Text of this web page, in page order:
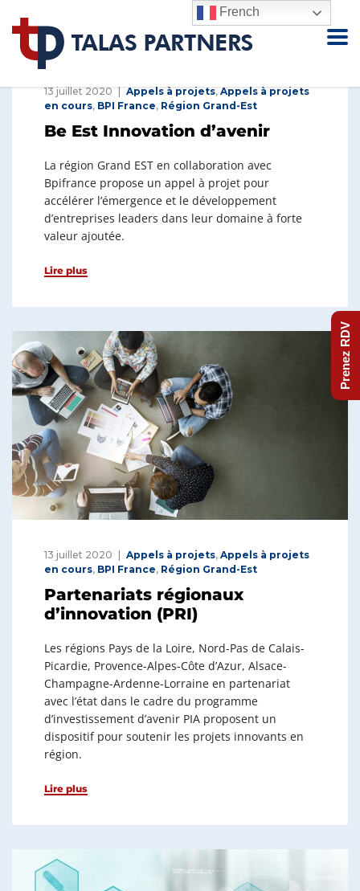
13 juillet 2020 Appels à projets, Appels à projets
en cours, BPI France, Région Grand-Est
Be Est Innovation d’avenir
La région Grand EST en collaboration avec
Bpifrance propose un appel à projet pour
accélérer l’émergence et le développement
d’entreprises leaders dans leur domaine à forte
valeur ajoutée.
Lire plus
13 juillet 2020 Appels à projets, Appels à projets
en cours, BPI France, Région Grand-Est
Partenariats régionaux
d’innovation (PRI)
Les régions Pays de la Loire, Nord-Pas de Calais-
Picardie, Provence-Alpes-Côte d’Azur, Alsace-
Champagne-Ardenne-Lorraine en partenariat
avec l’état dans le cadre du programme
d’investissement d’avenir PIA proposent un
dispositif pour soutenir les projets innovants en
région.
Lire plus
French
Prenez RDV